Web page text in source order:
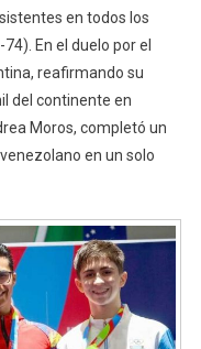
en todos los
En el duelo por el
reafirmando su
del continente en
Moros, completó un
en un solo